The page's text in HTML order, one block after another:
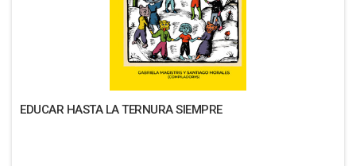
EDUCAR HASTA LA TERNURA SIEMPRE